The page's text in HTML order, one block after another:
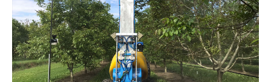
nelle
Noci